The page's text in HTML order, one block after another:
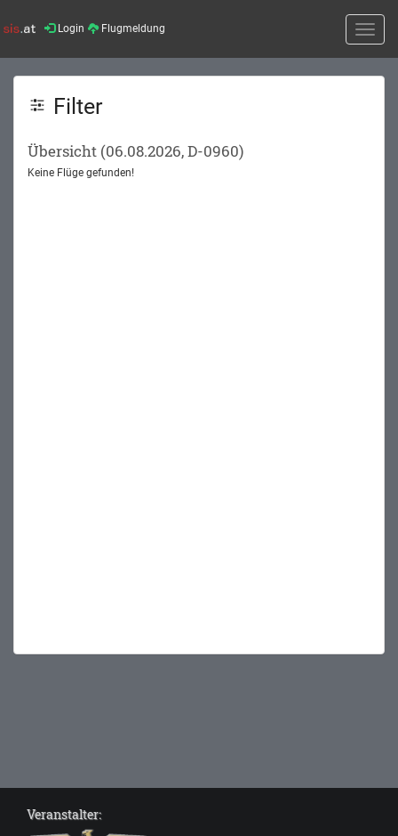
Login Flugmeldung
Toggle
Filter
Übersicht (06.08.2026, D-0960)
Keine Flüge gefunden!
Veranstalter: